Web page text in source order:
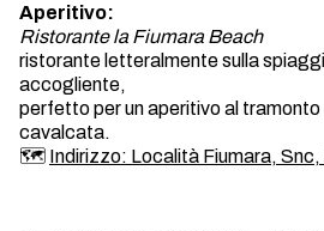
Aperitivo:
Ristorante la Fiumara Beach
ristorante letteralmente sulla
accogliente,
perfetto per un aperitivo al tramonto
cavalcata.
🗺️ Indirizzo: Località Fiumara,